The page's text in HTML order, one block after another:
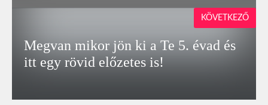
Megvan mikor jön ki a Te 5. évad és
itt egy rövid előzetes is!
KÖVETKEZŐ